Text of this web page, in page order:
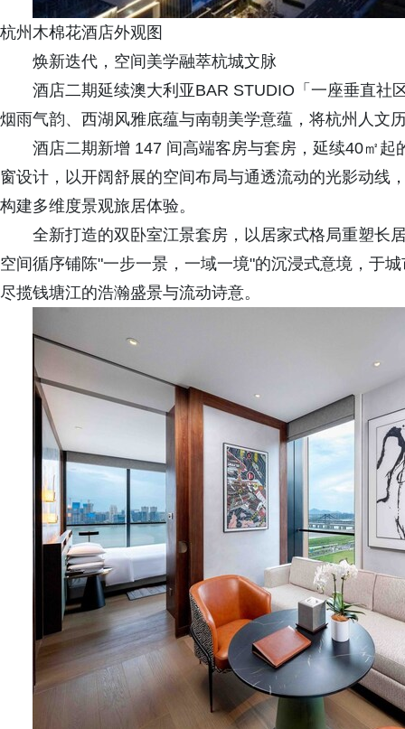
杭州木棉花酒店外观图
焕新迭代，空间美学融萃杭城文脉
酒店二期延续澳大利亚BAR STUDIO「一座垂直社
烟雨气韵、西湖风雅底蕴与南朝美学意蕴，将杭州人文
酒店二期新增 147 间高端客房与套房，延续40㎡
窗设计，以开阔舒展的空间布局与通透流动的光影动线
构建多维度景观旅居体验。
全新打造的双卧室江景套房，以居家式格局重塑长
空间循序铺陈"一步一景，一域一境"的沉浸式意境，于
尽揽钱塘江的浩瀚盛景与流动诗意。